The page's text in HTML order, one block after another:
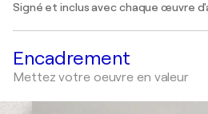
Signé et inclus avec chaque œuvre
Encadrement
Mettez votre oeuvre en valeur